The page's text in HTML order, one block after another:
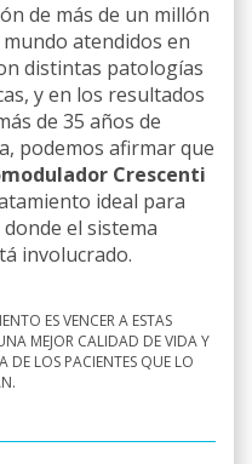
de más de un millón
atendidos en
distintas patologías
y en los resultados
de 35 años de
podemos afirmar que
Crescenti
ideal para
el sistema
involucrado.
ES VENCER A ESTAS
MEJOR CALIDAD DE VIDA Y
DE LOS PACIENTES QUE LO